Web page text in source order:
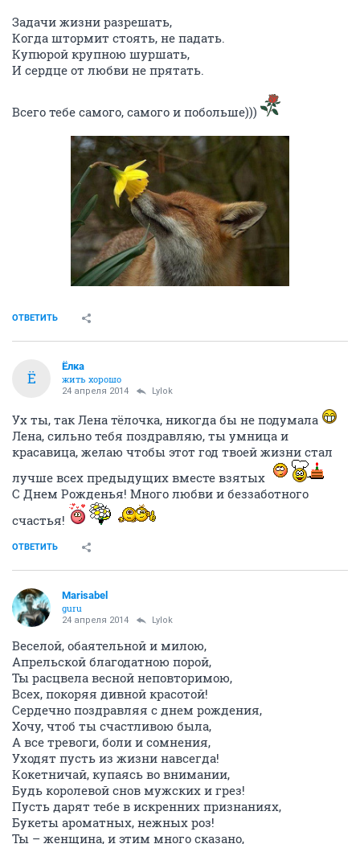
Задачи жизни разрешать,
Когда штормит стоять, не падать.
Купюрой крупною шуршать,
И сердце от любви не прятать.
Всего тебе самого, самого и побольше)))
ОТВЕТИТЬ
Ё
Ёлка
жить хорошо
24 апреля 2014 Lylok
Ух ты, так Лена тёлочка, никогда бы не подумала
Лена, сильно тебя поздравляю, ты умница и
красавица, желаю чтобы этот год твоей жизни стал
лучше всех предыдущих вместе взятых
С Днем Рожденья! Много любви и беззаботного
счастья!
ОТВЕТИТЬ
Marisabel
guru
24 апреля 2014 Lylok
Веселой, обаятельной и милою,
Апрельской благодатною порой,
Ты расцвела весной неповторимою,
Всех, покоряя дивной красотой!
Сердечно поздравляя с днем рождения,
Хочу, чтоб ты счастливою была,
А все тревоги, боли и сомнения,
Уходят пусть из жизни навсегда!
Кокетничай, купаясь во внимании,
Будь королевой снов мужских и грез!
Пусть дарят тебе в искренних признаниях,
Букеты ароматных, нежных роз!
Ты – женщина, и этим много сказано,